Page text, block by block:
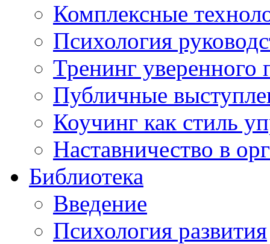
Комплексные
Психология
Тренинг уверенного
Публичные
Коучинг как стиль
Наставничество в
Библиотека
Введение
Психология развития